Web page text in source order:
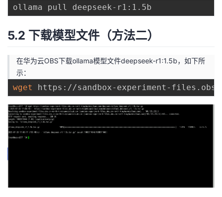
5.2 下载模型文件（方法二）
在华为云OBS下载ollama模型文件deepseek-r1:1.5b，如下所
示：
wget